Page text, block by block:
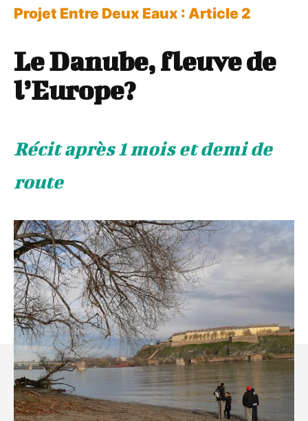
Projet Entre Deux Eaux : Article 2
Le Danube, fleuve de
l’Europe?
Récit après 1 mois et demi de
route